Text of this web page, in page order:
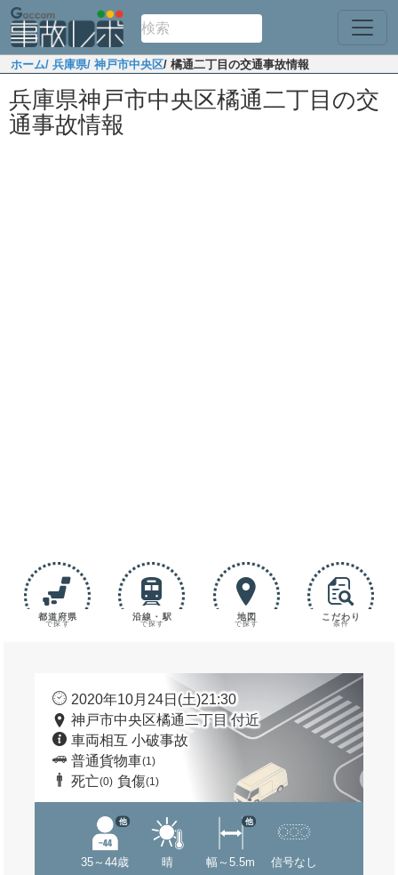
ホーム/ 兵庫県/ 神戸市中央区/ 橘通二丁目の交通事故情報
兵庫県神戸市中央区橘通二丁目の交
通事故情報
都道府県
で探す
沿線・駅
で探す
地図
で探す
こだわり
条件
2020年10月24日(土)21:30
神戸市中央区橘通二丁目 付近
車両相互 小破事故
普通貨物車(1)
死亡(0) 負傷(1)
35～44歳
他
晴 幅～5.5m
他
信号なし